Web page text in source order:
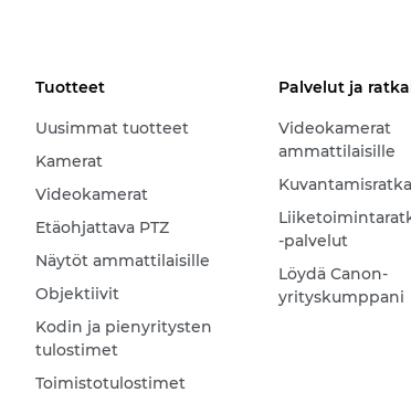
Tuotteet
Uusimmat tuotteet
Kamerat
Videokamerat
Etäohjattava PTZ
Näytöt ammattilaisille
Objektiivit
Kodin ja pienyritysten
tulostimet
Toimistotulostimet
Palvelut ja
Videokamerat
ammattilaisille
-palvelut
Löydä Canon-
yrityskumppani